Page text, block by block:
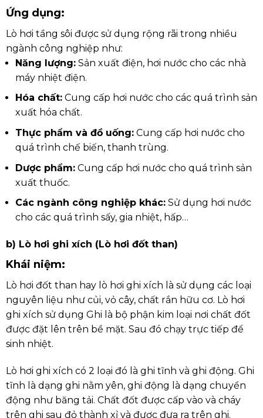
Ứng dụng:
Lò hơi tầng sôi được sử dụng rộng rãi trong nhiều
ngành công nghiệp như:
Năng lượng: Sản xuất điện, hơi nước cho các nhà
máy nhiệt điện.
Hóa chất: Cung cấp hơi nước cho các quá trình sản
xuất hóa chất.
Thực phẩm và đồ uống: Cung cấp hơi nước cho
quá trình chế biến, thanh trùng.
Dược phẩm: Cung cấp hơi nước cho quá trình sản
xuất thuốc.
Các ngành công nghiệp khác: Sử dụng hơi nước
cho các quá trình sấy, gia nhiệt, hấp…
b) Lò hơi ghi xích (Lò hơi đốt than)
Khái niệm:
Lò hơi đốt than hay lò hơi ghi xích là sử dụng các loại
nguyên liệu như củi, vỏ cây, chất rắn hữu cơ. Lò hơi
ghi xích sử dụng Ghi là bộ phận kim loại nơi chất đốt
được đặt lên trên bề mặt. Sau đó chạy trực tiếp để
sinh nhiệt.
Lò hơi ghi xích có 2 loại đó là ghi tĩnh và ghi động. Ghi
tĩnh là dạng ghi nằm yên, ghi động là dạng chuyển
động như băng tải. Chất đốt được cấp vào và cháy
trên ghi sau đỏ thành xỉ và được đưa ra trên ghi.